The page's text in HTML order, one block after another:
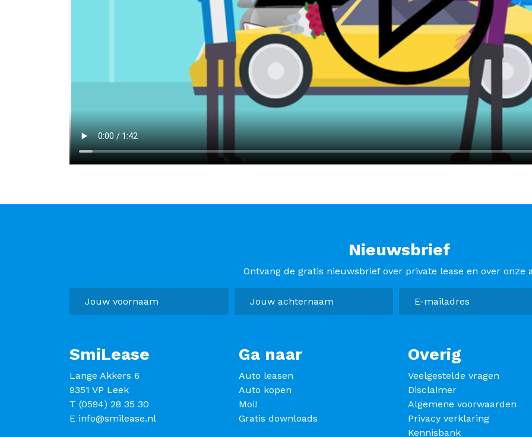
Nieuwsbrief
Ontvang de gratis nieuwsbrief over private lease en over onze
SmiLease
Lange Akkers 6
9351 VP Leek
T (0594) 28 35 30
E info@smilease.nl
Ga naar
Auto leasen
Auto kopen
Moi!
Gratis downloads
Overig
Veelgestelde vragen
Disclaimer
Algemene voorwaarden
Privacy verklaring
Kennisbank